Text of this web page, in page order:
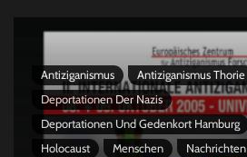
Antiziganismus Antiziganismus Thorie
Deportationen Der Nazis
Deportationen Und Gedenkort Hamburg
Holocaust
Menschen Nachrichten